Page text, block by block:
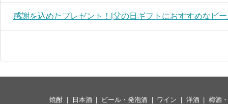
感謝を込めたプレゼント！[父の日ギフトにおすすめなビ
焼酎 日本酒 ビール・発泡酒 ワイン 洋酒 梅酒